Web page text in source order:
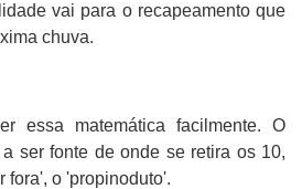
vai para o recapeamento que
chuva.
essa matemática facilmente. O
ser fonte de onde se retira os 10,
fora', o 'propinoduto'.